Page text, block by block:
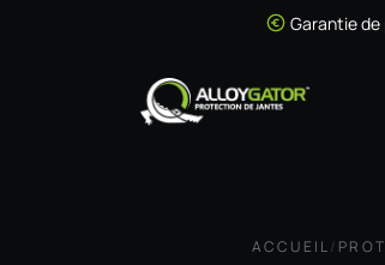
Garantie de
ACCUEIL/